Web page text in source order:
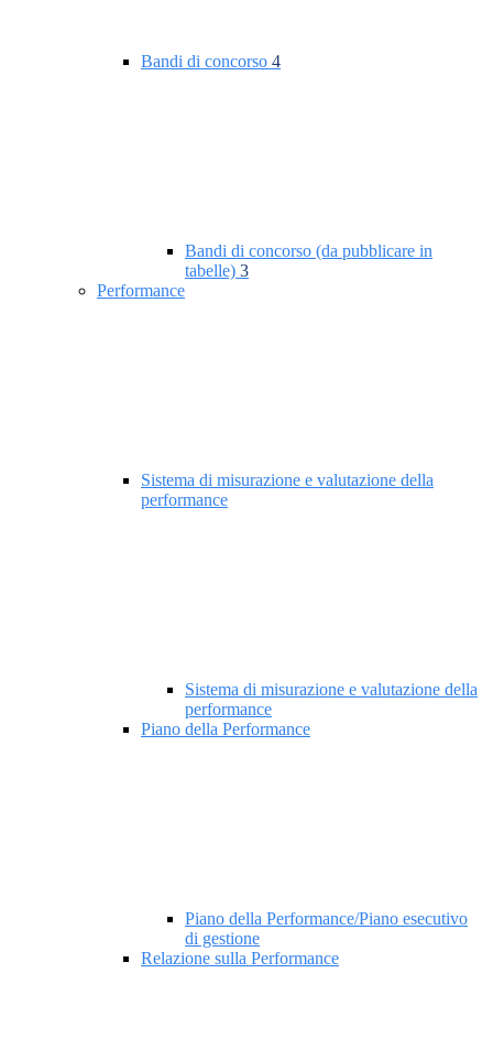
Bandi di concorso 4
Bandi di concorso (da pubblicare in
tabelle) 3
Performance
Sistema di misurazione e valutazione della
performance
Sistema di misurazione e valutazione della
performance
Piano della Performance
Piano della Performance/Piano esecutivo
di gestione
Relazione sulla Performance